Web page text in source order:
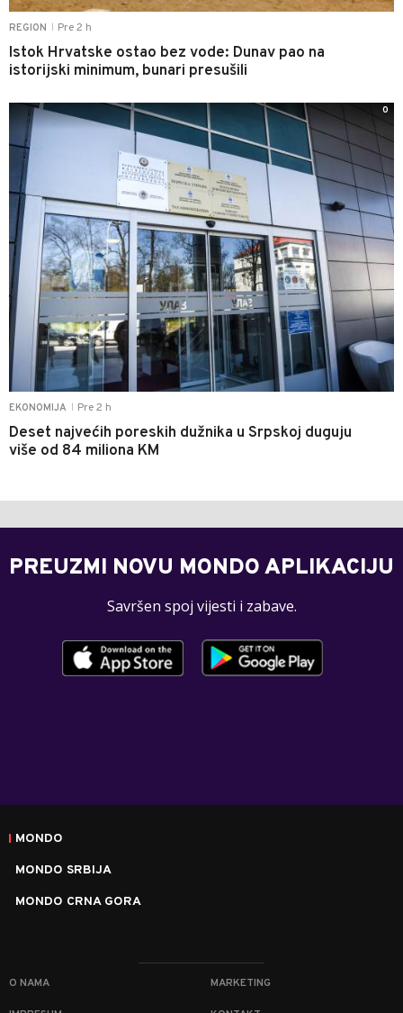
REGION Pre 2 h
Istok Hrvatske ostao bez vode: Dunav pao na
istorijski minimum, bunari presušili
EKONOMIJA Pre 2 h
Deset najvećih poreskih dužnika u Srpskoj duguju
više od 84 miliona KM
0
PREUZMI NOVU MONDO APLIKACIJU
Savršen spoj vijesti i zabave.
MONDO
MONDO SRBIJA
MONDO CRNA GORA
O NAMA MARKETING